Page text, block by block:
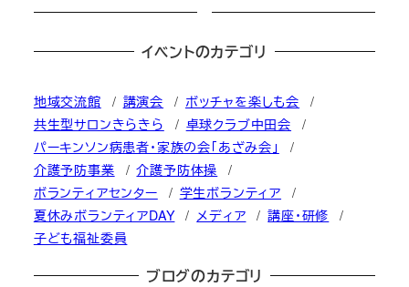
イベントのカテゴリ
地域交流館 講演会
ボッチャを楽しも会
共生型サロンきらきら
卓球クラブ中田会
パーキンソン病患者・家族の会「あざみ会」
介護予防事業
介護予防体操
ボランティアセンター
学生ボランティア
夏休みボランティアDAY
メディア
講座・研修
子ども福祉委員
ブログのカテゴリ